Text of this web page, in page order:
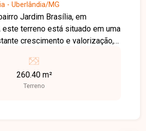
- Uberlândia/MG
Jardim Brasília, em
este terreno está situado em uma
crescimento e valorização,
escolas, farmácias,
serviços, oferecendo
potencial para
260.40 m²
Terreno